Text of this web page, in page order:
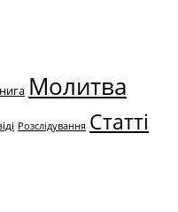
Молитва
Розслідування Статті